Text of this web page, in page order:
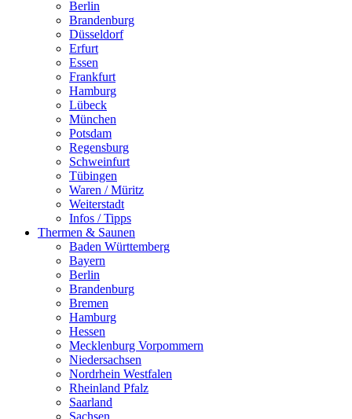
Berlin
Brandenburg
Düsseldorf
Erfurt
Essen
Frankfurt
Hamburg
Lübeck
München
Potsdam
Regensburg
Schweinfurt
Tübingen
Waren / Müritz
Weiterstadt
Infos / Tipps
Thermen & Saunen
Baden Württemberg
Bayern
Berlin
Brandenburg
Bremen
Hamburg
Hessen
Mecklenburg Vorpommern
Niedersachsen
Nordrhein Westfalen
Rheinland Pfalz
Saarland
Sachsen